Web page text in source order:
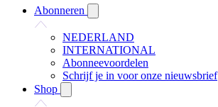
Abonneren
NEDERLAND
INTERNATIONAL
Abonneevoordelen
Schrijf je in voor onze nieuwsbrief
Shop